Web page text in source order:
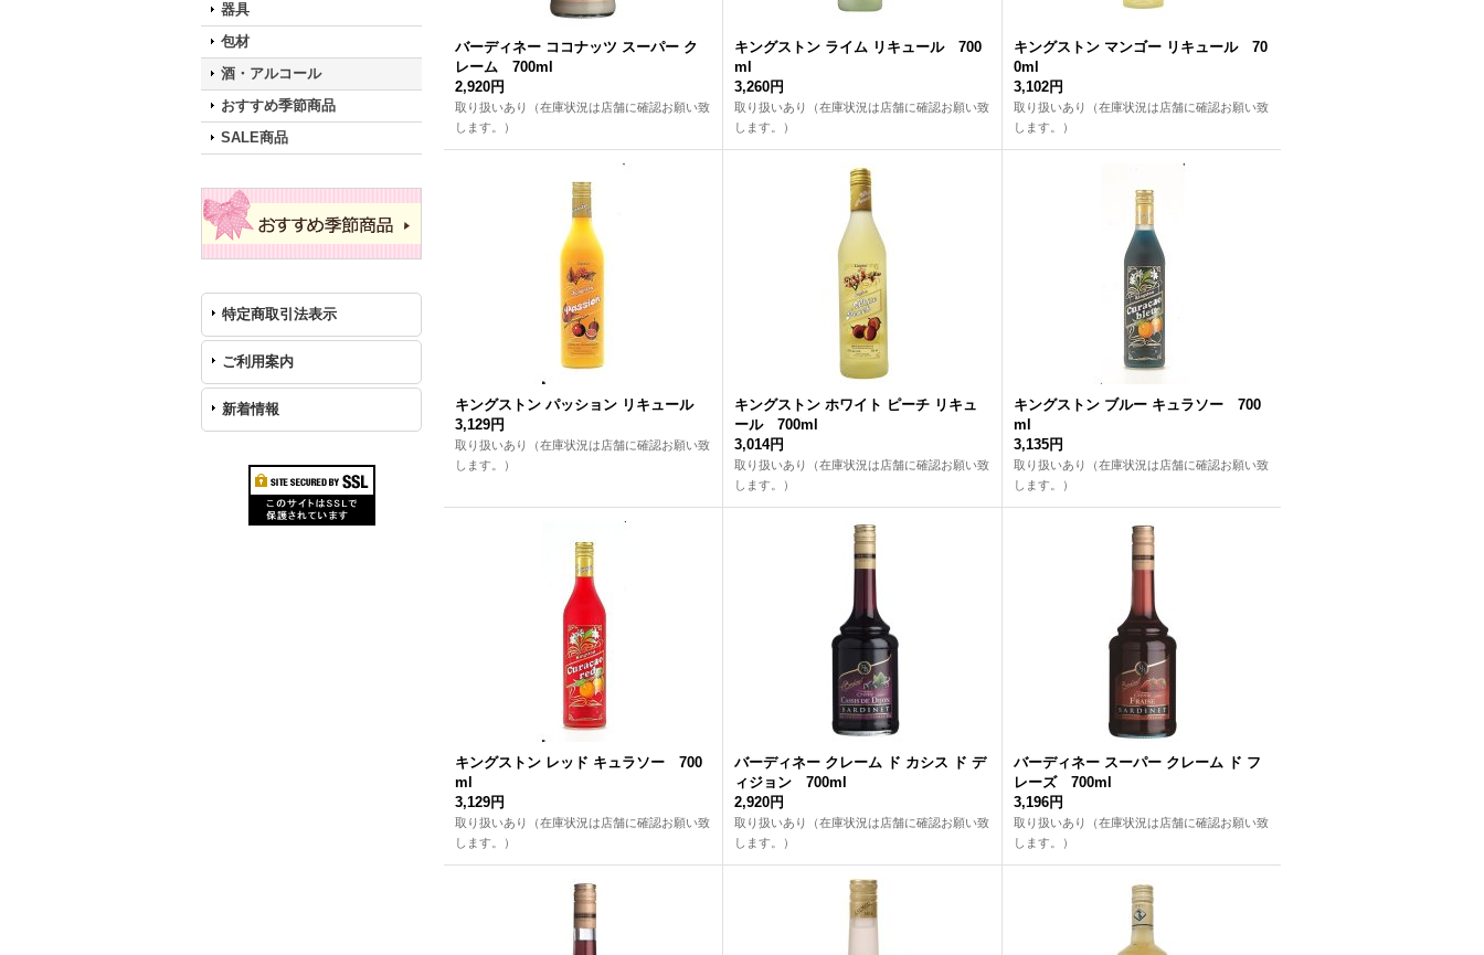
器具
包材
酒・アルコール
おすすめ季節商品
SALE商品
特定商取引法表示
ご利用案内
新着情報
バーディネー ココナッツ スーパー ク
レーム 700ml
2,920円
取り扱いあり（在庫状況は店舗に確認お願い致
します。）
キングストン ライム リキュール 700
ml
3,260円
取り扱いあり（在庫状況は店舗に確認お願い致
します。）
キングストン マンゴー リキュール 70
0ml
3,102円
取り扱いあり（在庫状況は店舗に確認お願い致
します。）
キングストン パッション リキュール
3,129円
取り扱いあり（在庫状況は店舗に確認お願い致
します。）
キングストン ホワイト ピーチ リキュ
ール 700ml
3,014円
取り扱いあり（在庫状況は店舗に確認お願い致
します。）
キングストン ブルー キュラソー 700
ml
3,135円
取り扱いあり（在庫状況は店舗に確認お願い致
します。）
キングストン レッド キュラソー 700
ml
3,129円
取り扱いあり（在庫状況は店舗に確認お願い致
します。）
バーディネー クレーム ド カシス ド デ
ィジョン 700ml
2,920円
取り扱いあり（在庫状況は店舗に確認お願い致
します。）
バーディネー スーパー クレーム ド フ
レーズ 700ml
3,196円
取り扱いあり（在庫状況は店舗に確認お願い致
します。）